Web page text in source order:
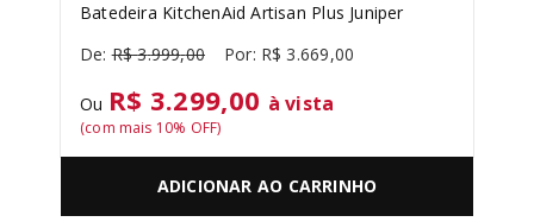
Batedeira KitchenAid Artisan Plus Juniper
R$ 3.999,00 R$ 3.669,00
Ou R$ 3.299,00 à vista
(com mais 10% OFF)
ADICIONAR AO CARRINHO